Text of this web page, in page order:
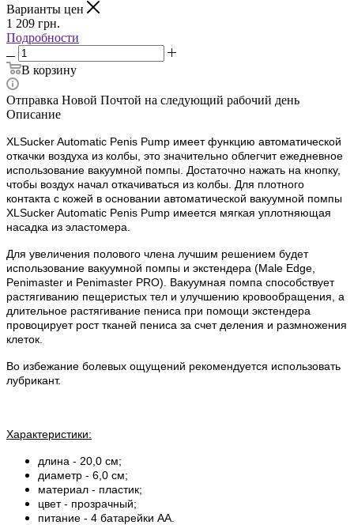
Варианты цен
1 209 грн.
Подробности
В корзину
Отправка Новой Почтой на следующий рабочий день
Описание
XLSucker Automatic Penis Pump имеет функцию автоматической
откачки воздуха из колбы, это значительно облегчит ежедневное
использование вакуумной помпы. Достаточно нажать на кнопку,
чтобы воздух начал откачиваться из колбы. Для плотного
контакта с кожей в основании автоматической вакуумной помпы
XLSucker Automatic Penis Pump имеется мягкая уплотняющая
насадка из эластомера.
Для увеличения полового члена лучшим решением будет
использование вакуумной помпы и экстендера (Male Edge,
Penimaster и Penimaster PRO). Вакуумная помпа способствует
растягиванию пещеристых тел и улучшению кровообращения, а
длительное растягивание пениса при помощи экстендера
провоцирует рост тканей пениса за счет деления и размножения
клеток.
Во избежание болевых ощущений рекомендуется использовать
лубрикант.
Характеристики:
длина - 20,0 см;
диаметр - 6,0 см;
материал - пластик;
цвет - прозрачный;
питание - 4 батарейки АА.